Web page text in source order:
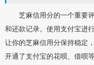
芝麻信用分的一个重要
和还款记录。使用支付宝进
让你的芝麻信用分保持稳定
开通了支付宝的花呗、借呗